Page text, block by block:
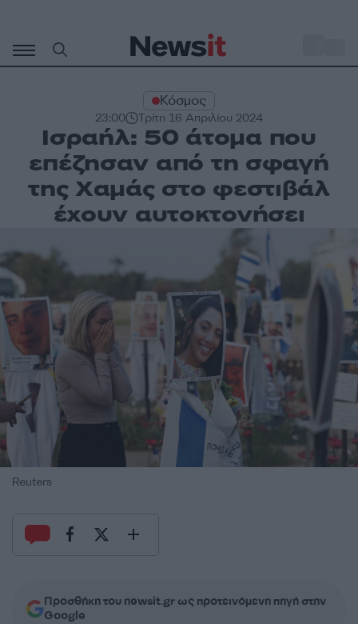
περιεχόμενο
Κόσμος
23:00 Τρίτη 16 Απριλίου 2024
Ισραήλ: 50 άτομα που
επέζησαν από τη σφαγή
της Χαμάς στο φεστιβάλ
έχουν αυτοκτονήσει
Reuters
Προσθήκη του newsit.gr ως προτεινόμενη πηγή στην
Google